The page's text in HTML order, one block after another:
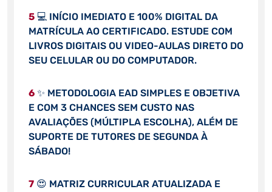
5💻 INÍCIO IMEDIATO E 100% DIGITAL DA
MATRÍCULA AO CERTIFICADO. ESTUDE COM
LIVROS DIGITAIS OU VIDEO-AULAS DIRETO DO
SEU CELULAR OU DO COMPUTADOR.
6✨ METODOLOGIA EAD SIMPLES E OBJETIVA
E COM 3 CHANCES SEM CUSTO NAS
AVALIAÇÕES (MÚLTIPLA ESCOLHA), ALÉM DE
SUPORTE DE TUTORES DE SEGUNDA À
SÁBADO!
7😍 MATRIZ CURRICULAR ATUALIZADA E